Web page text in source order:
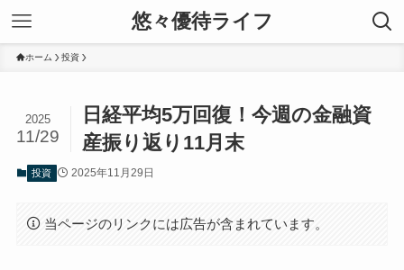
悠々優待ライフ
ホーム 投資
日経平均5万回復！今週の金融資
産振り返り11月末
2025
11/29
投資 2025年11月29日
当ページのリンクには広告が含まれています。